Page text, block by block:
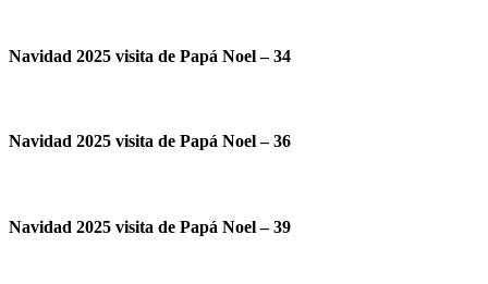
Navidad 2025 visita de Papá Noel – 34
Navidad 2025 visita de Papá Noel – 36
Navidad 2025 visita de Papá Noel – 39